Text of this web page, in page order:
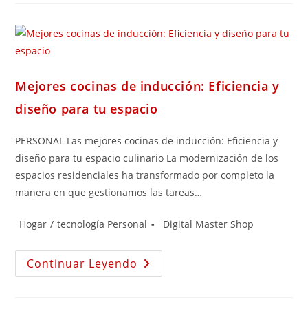
Mejores cocinas de inducción: Eficiencia y
diseño para tu espacio
PERSONAL Las mejores cocinas de inducción: Eficiencia y
diseño para tu espacio culinario La modernización de los
espacios residenciales ha transformado por completo la
manera en que gestionamos las tareas…
Hogar / tecnología Personal Digital Master Shop
Continuar Leyendo